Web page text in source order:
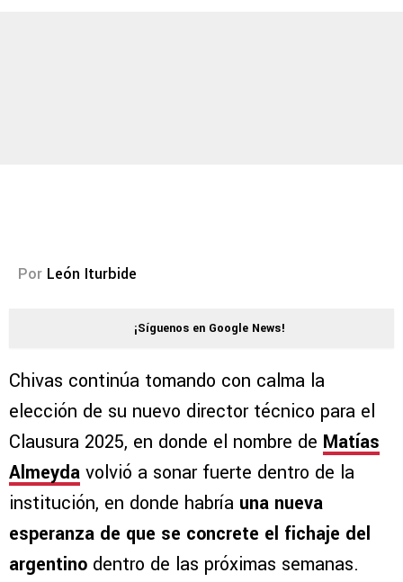
Por León Iturbide
¡Síguenos en Google News!
Chivas continúa tomando con calma la
elección de su nuevo director técnico para el
Clausura 2025, en donde el nombre de Matías
Almeyda volvió a sonar fuerte dentro de la
institución, en donde habría una nueva
esperanza de que se concrete el fichaje del
argentino dentro de las próximas semanas.